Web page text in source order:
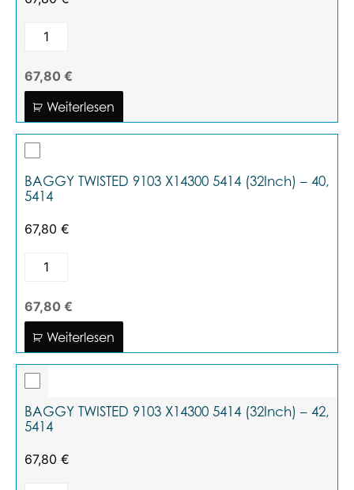
67,80 €
Weiterlesen
BAGGY TWISTED 9103 X14300 5414 (32Inch) – 40,
5414
67,80 €
67,80 €
Weiterlesen
BAGGY TWISTED 9103 X14300 5414 (32Inch) – 42,
5414
67,80 €